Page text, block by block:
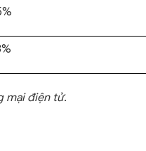
mại điện tử.